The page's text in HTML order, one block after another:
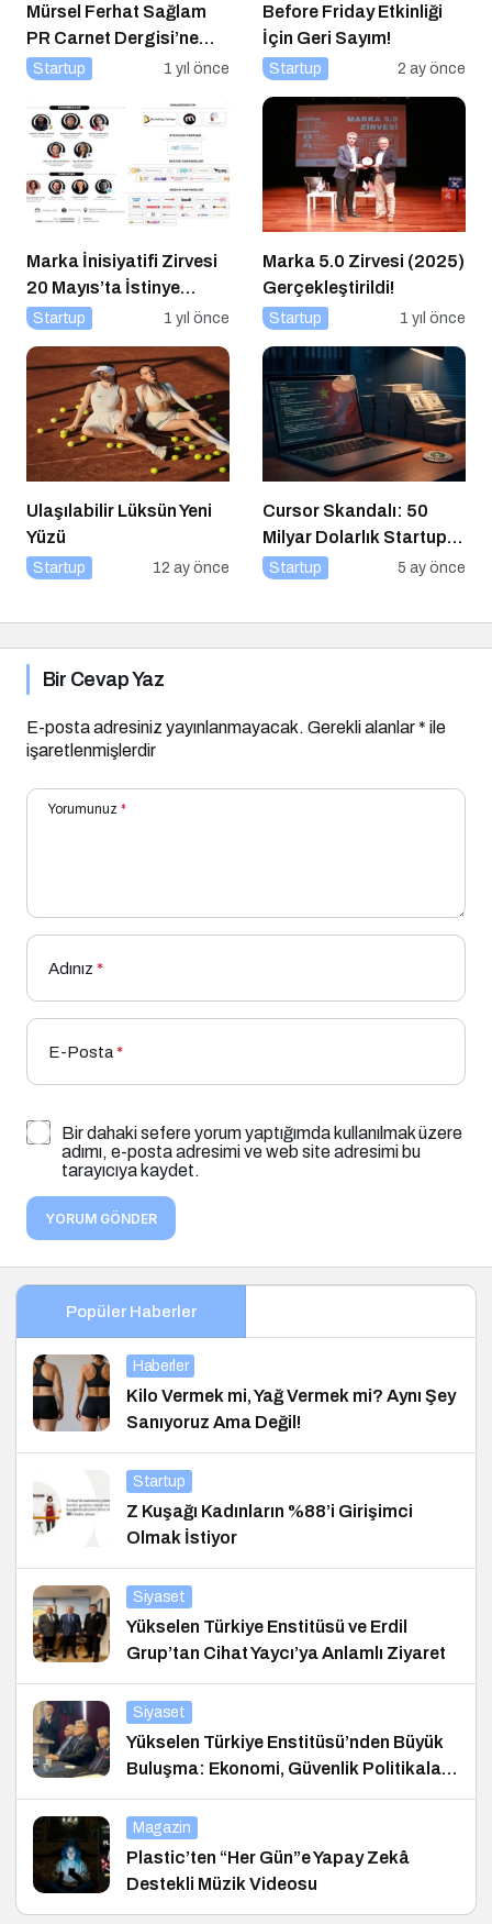
Mürsel Ferhat Sağlam
PR Carnet Dergisi’ne
Konuştu
Startup 1 yıl önce
Before Friday Etkinliği
İçin Geri Sayım!
Startup 2 ay önce
Marka İnisiyatifi Zirvesi
20 Mayıs’ta İstinye
Üniversitesi’nde!
Startup 1 yıl önce
Marka 5.0 Zirvesi (2025)
Gerçekleştirildi!
Startup 1 yıl önce
Ulaşılabilir Lüksün Yeni
Yüzü
Startup 12 ay önce
Cursor Skandalı: 50
Milyar Dolarlık Startup
Açık Kaynağı Gizleyince
Startup 5 ay önce
Bir Cevap Yaz
E-posta adresiniz yayınlanmayacak. Gerekli alanlar* ile
işaretlenmişlerdir
Yorumunuz *
Adınız *
E-Posta*
Bir dahaki sefere yorum yaptığımda kullanılmak üzere
adımı, e-posta adresimi ve web site adresimi bu
tarayıcıya kaydet.
YORUM GÖNDER
Popüler Haberler
Haberler
Kilo Vermek mi, Yağ Vermek mi? Aynı Şey
Sanıyoruz Ama Değil!
Startup
Z Kuşağı Kadınların %88’i Girişimci
Olmak İstiyor
Siyaset
Yükselen Türkiye Enstitüsü ve Erdil
Grup’tan Cihat Yaycı’ya Anlamlı Ziyaret
Siyaset
Yükselen Türkiye Enstitüsü’nden Büyük
Buluşma: Ekonomi, Güvenlik Politikaları
ve Hukuk Konferansı
Magazin
Plastic’ten “Her Gün”e Yapay Zekâ
Destekli Müzik Videosu